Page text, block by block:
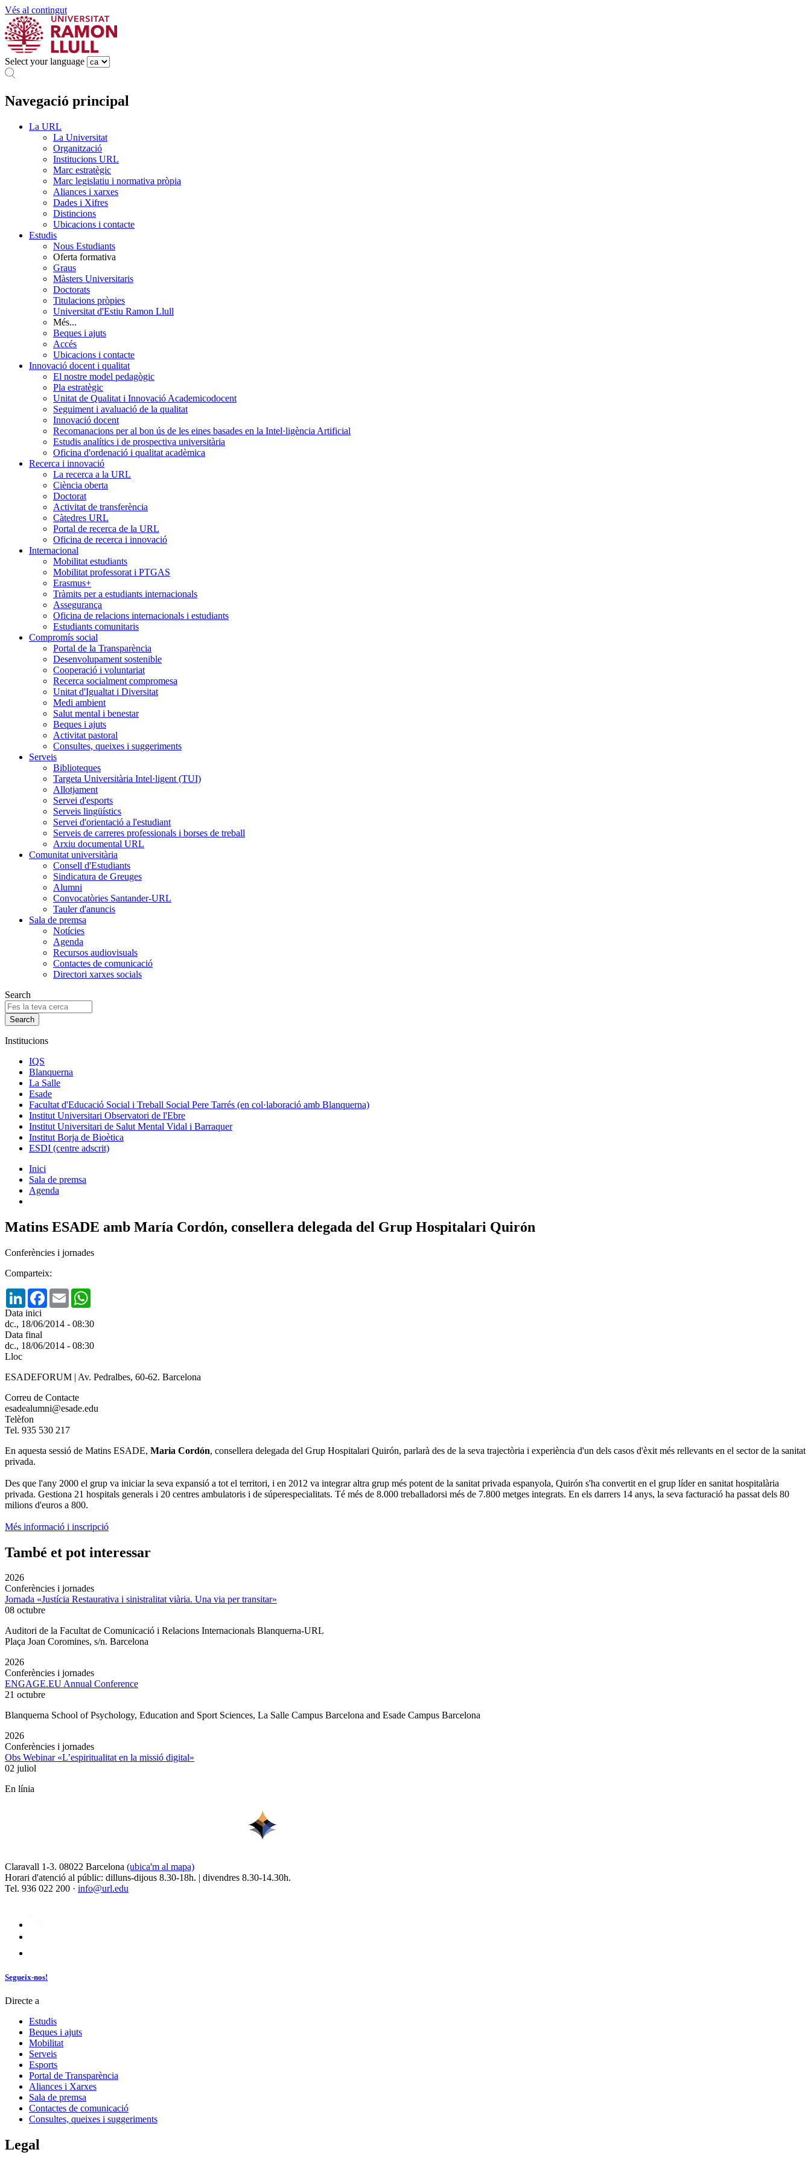
Vés al contingut
Select your language
Navegació principal
La URL
La Universitat
Organització
Institucions URL
Marc estratègic
Marc legislatiu i normativa pròpia
Aliances i xarxes
Dades i Xifres
Distincions
Ubicacions i contacte
Estudis
Nous Estudiants
Oferta formativa
Graus
Màsters Universitaris
Doctorats
Titulacions pròpies
Universitat d'Estiu Ramon Llull
Més...
Beques i ajuts
Accés
Ubicacions i contacte
Innovació docent i qualitat
El nostre model pedagògic
Pla estratègic
Unitat de Qualitat i Innovació Academicodocent
Seguiment i avaluació de la qualitat
Innovació docent
Recomanacions per al bon ús de les eines basades en la Intel·ligència Artificial
Estudis analítics i de prospectiva universitària
Oficina d'ordenació i qualitat acadèmica
Recerca i innovació
La recerca a la URL
Ciència oberta
Doctorat
Activitat de transferència
Càtedres URL
Portal de recerca de la URL
Oficina de recerca i innovació
Internacional
Mobilitat estudiants
Mobilitat professorat i PTGAS
Erasmus+
Tràmits per a estudiants internacionals
Assegurança
Oficina de relacions internacionals i estudiants
Estudiants comunitaris
Compromís social
Portal de la Transparència
Desenvolupament sostenible
Cooperació i voluntariat
Recerca socialment compromesa
Unitat d'Igualtat i Diversitat
Medi ambient
Salut mental i benestar
Beques i ajuts
Activitat pastoral
Consultes, queixes i suggeriments
Serveis
Biblioteques
Targeta Universitària Intel·ligent (TUI)
Allotjament
Servei d'esports
Serveis lingüístics
Servei d'orientació a l'estudiant
Serveis de carreres professionals i borses de treball
Arxiu documental URL
Comunitat universitària
Consell d'Estudiants
Sindicatura de Greuges
Alumni
Convocatòries Santander-URL
Tauler d'anuncis
Sala de premsa
Notícies
Agenda
Recursos audiovisuals
Contactes de comunicació
Directori xarxes socials
Search
Institucions
IQS
Blanquerna
La Salle
Esade
Facultat d'Educació Social i Treball Social Pere Tarrés (en col·laboració amb Blanquerna)
Institut Universitari Observatori de l'Ebre
Institut Universitari de Salut Mental Vidal i Barraquer
Institut Borja de Bioètica
ESDI (centre adscrit)
Inici
Sala de premsa
Agenda
Matins ESADE amb María Cordón, consellera delegada del Grup Hospitalari Quirón
Conferències i jornades
Comparteix:
LinkedInFacebook
Email
Data inici
dc., 18/06/2014 - 08:30
Data final
dc., 18/06/2014 - 08:30
Lloc
ESADEFORUM | Av. Pedralbes, 60-62. Barcelona
Correu de Contacte
esadealumni@esade.edu
Telèfon
Tel. 935 530 217
En aquesta sessió de Matins ESADE, Maria Cordón, consellera delegada del Grup Hospitalari Quirón, parlarà des de la seva trajectòria i experiència d'un dels casos d'èxit més rellevants en el sector de la sanitat
privada.
Des que l'any 2000 el grup va iniciar la seva expansió a tot el territori, i en 2012 va integrar altra grup més potent de la sanitat privada espanyola, Quirón s'ha convertit en el grup líder en sanitat hospitalària
privada. Gestiona 21 hospitals generals i 20 centres ambulatoris i de súperespecialitats. Té més de 8.000 treballadorsi més de 7.800 metges integrats. En els darrers 14 anys, la seva facturació ha passat dels 80
milions d'euros a 800.
Més informació i inscripció
També et pot interessar
2026
Conferències i jornades
Jornada «Justícia Restaurativa i sinistralitat viària. Una via per transitar»
08 octubre
Auditori de la Facultat de Comunicació i Relacions Internacionals Blanquerna-URL
Plaça Joan Coromines, s/n. Barcelona
2026
Conferències i jornades
ENGAGE.EU Annual Conference
21 octubre
Blanquerna School of Psychology, Education and Sport Sciences, La Salle Campus Barcelona and Esade Campus Barcelona
2026
Conferències i jornades
Obs Webinar «L’espiritualitat en la missió digital»
02 juliol
En línia
Claravall 1-3. 08022 Barcelona (ubica'm al mapa)
Horari d'atenció al públic: dilluns-dijous 8.30-18h. | divendres 8.30-14.30h.
Tel. 936 022 200 · info@url.edu
Segueix-nos!
Directe a
Estudis
Beques i ajuts
Mobilitat
Serveis
Esports
Portal de Transparència
Aliances i Xarxes
Sala de premsa
Contactes de comunicació
Consultes, queixes i suggeriments
Legal